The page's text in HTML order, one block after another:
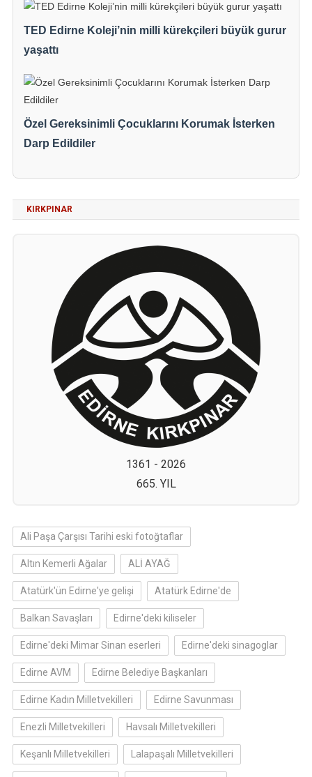
TED Edirne Koleji’nin milli kürekçileri büyük gurur
yaşattı
Özel Gereksinimli Çocuklarını Korumak İsterken
Darp Edildiler
KIRKPINAR
1361 - 2026
665. YIL
Ali Paşa Çarşısı Tarihi eski fotoğtaflar
Altın Kemerli Ağalar ALİ AYAĞ
Atatürk'ün Edirne'ye gelişi Atatürk Edirne'de
Balkan Savaşları Edirne'deki kiliseler
Edirne'deki Mimar Sinan eserleri Edirne'deki sinagoglar
Edirne AVM Edirne Belediye Başkanları
Edirne Kadın Milletvekilleri Edirne Savunması
Enezli Milletvekilleri Havsalı Milletvekilleri
Keşanlı Milletvekilleri Lalapaşalı Milletvekilleri